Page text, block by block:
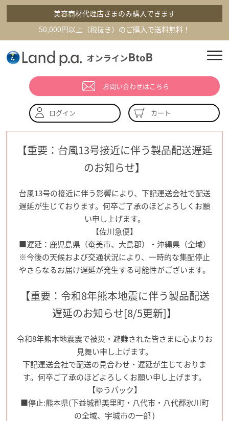
美容商材代理店さまのみ購入できます
50,000円以上（税抜き）のご購入で送料無料！
お問い合わせはこちら
ログイン カート
【重要：台風13号接近に伴う製品配送遅延
のお知らせ】
台風13号の接近に伴う影響により、下記運送会社で配送
遅延が生じております。何卒ご了承のほどよろしくお願
い申し上げます。
【佐川急便】
■遅延：鹿児島県（奄美市、大島郡）・沖縄県（全域）
※今後の天候および交通状況により、一時的な集配停止
やさらなるお届け遅延が発生する可能性がございます。
【重要：令和8年熊本地震に伴う製品配送
遅延のお知らせ[8/5更新]】
令和8年熊本地震震で被災・避難された皆さまに心よりお
見舞い申し上げます。
下記運送会社で配送の見合わせ・遅延が生じておりま
す。何卒ご了承のほどよろしくお願い申し上げます。
【ゆうパック】
■停止:熊本県(下益城郡美里町・八代市・八代郡氷川町
の全域、宇城市の一部 )